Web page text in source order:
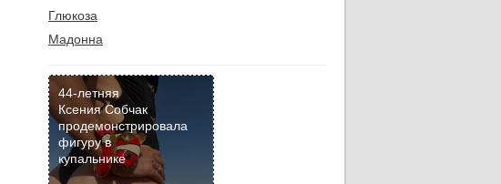
Глюкоза
Мадонна
44-летняя
Ксения Собчак
продемонстрировала
фигуру в
купальнике